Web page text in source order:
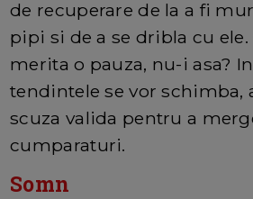
de recuperare de la a fi
pipi si de a se dribla cu ele.
merita o pauza, nu-i asa?
tendintele se vor schimba,
scuza valida pentru a
cumparaturi.
Somn